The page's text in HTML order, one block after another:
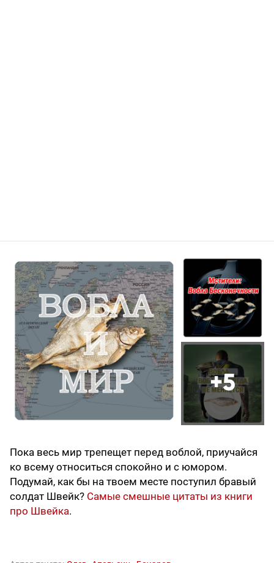
+5
Пока весь мир трепещет перед воблой, приучайся
ко всему относиться спокойно и с юмором.
Подумай, как бы на твоем месте поступил бравый
солдат Швейк? Самые смешные цитаты из книги
про Швейка.